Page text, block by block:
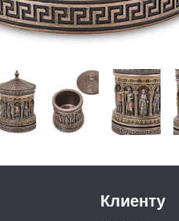
Клиенту